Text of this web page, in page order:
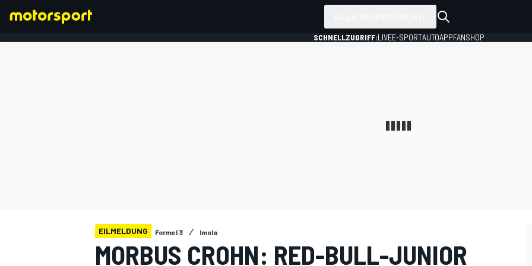
SCHNELLZUGRIFF:LIVEE-SPORTAUTOAPPFANSHOP
EILMELDUNG Formel 3 Imola
MORBUS CROHN: RED-BULL-JUNIOR